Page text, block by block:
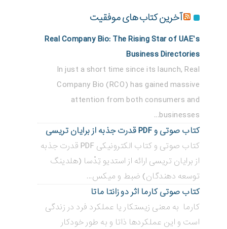
آخرین کتاب های موفقیت
Real Company Bio: The Rising Star of UAE’s
Business Directories
In just a short time since its launch, Real
Company Bio (RCO) has gained massive
attention from both consumers and
businesses...
کتاب صوتی و PDF قدرت جذبه از برایان تریسی
کتاب صوتی و کتاب الکترونیکی PDF قدرت جذبه
از برایان تریسی ارائه از استدیو تِدْسا (هلدینگ
توسعه دهندگان) ضبط و میکس...
کتاب صوتی کارما اثر دو زانتا ماتا
کارما به معنی زیستکار یا عملکرد فرد در زندگی
است و این عملکردها ذاتا و به طور خودکار